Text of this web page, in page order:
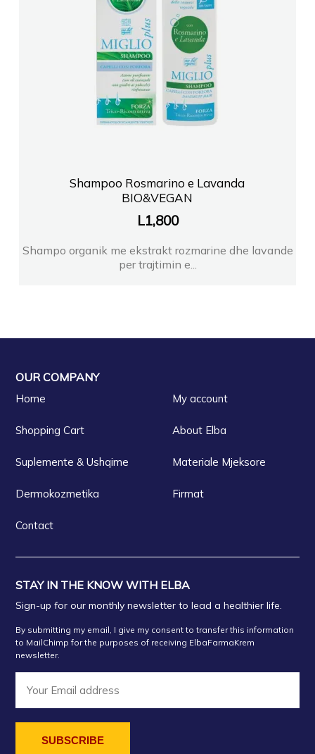
Shampoo Rosmarino e Lavanda
BIO&VEGAN
L1,800
Shampo organik me ekstrakt rozmarine dhe lavande
per trajtimin e...
OUR COMPANY
Home My account
Shopping Cart About Elba
Suplemente & Ushqime Materiale Mjeksore
Dermokozmetika Firmat
Contact
STAY IN THE KNOW WITH ELBA
Sign-up for our monthly newsletter to lead a healthier life.
By submitting my email, I give my consent to transfer this information
to MailChimp for the purposes of receiving ElbaFarmaKrem
newsletter.